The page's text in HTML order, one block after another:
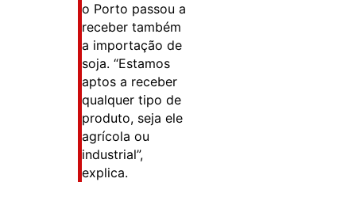
o Porto passou a
receber também
a importação de
soja. “Estamos
aptos a receber
qualquer tipo de
produto, seja ele
agrícola ou
industrial”,
explica.